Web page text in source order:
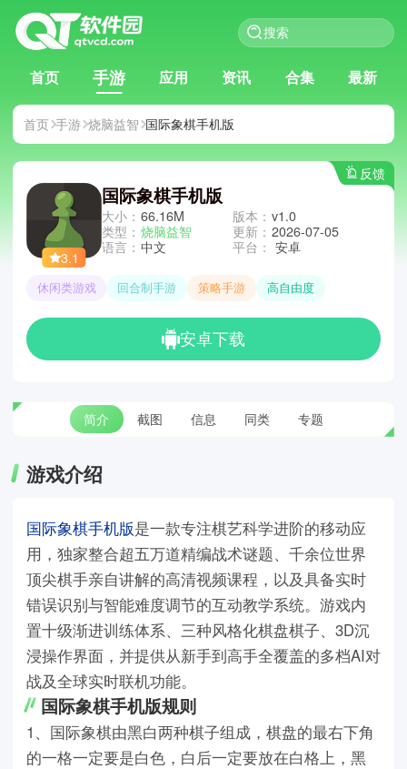
首页 手游 应用 资讯 合集 最新
首页 手游 烧脑益智 国际象棋手机版
反馈
3.1
国际象棋手机版
大小： 66.16M
类型： 烧脑益智
语言： 中文
版本： v1.0
更新： 2026-07-05
平台： 安卓
休闲类游戏 回合制手游 策略手游 高自由度
安卓下载
简介 截图 信息 同类 专题
游戏介绍
国际象棋手机版是一款专注棋艺科学进阶的移动应
用，独家整合超五万道精编战术谜题、千余位世界
顶尖棋手亲自讲解的高清视频课程，以及具备实时
错误识别与智能难度调节的互动教学系统。游戏内
置十级渐进训练体系、三种风格化棋盘棋子、3D沉
浸操作界面，并提供从新手到高手全覆盖的多档AI对
战及全球实时联机功能。
国际象棋手机版规则
1、国际象棋由黑白两种棋子组成，棋盘的最右下角
的一格一定要是白色，白后一定要放在白格上，黑